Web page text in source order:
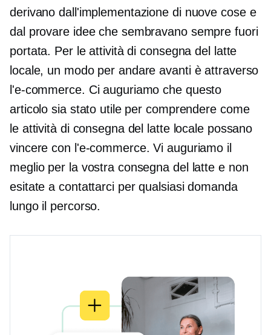
derivano dall'implementazione di nuove cose e
dal provare idee che sembravano sempre fuori
portata. Per le attività di consegna del latte
locale, un modo per andare avanti è attraverso
l'e-commerce. Ci auguriamo che questo
articolo sia stato utile per comprendere come
le attività di consegna del latte locale possano
vincere con l'e-commerce. Vi auguriamo il
meglio per la vostra consegna del latte e non
esitate a contattarci per qualsiasi domanda
lungo il percorso.